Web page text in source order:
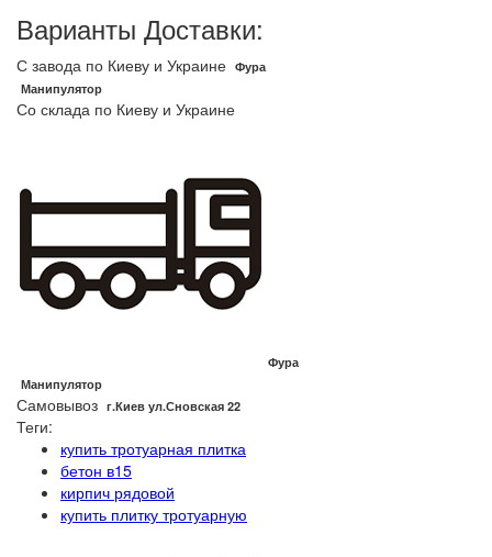
Варианты Доставки:
С завода по Киеву и Украине Фура
Манипулятор
Со склада по Киеву и Украине
Фура
Манипулятор
Самовывоз г.Киев ул.Сновская 22
Теги:
купить тротуарная плитка
бетон в15
кирпич рядовой
купить плитку тротуарную